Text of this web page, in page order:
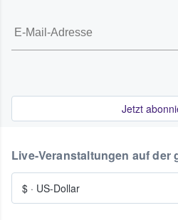
Jetzt
Live-Veranstaltungen auf der
$ · US-Dollar